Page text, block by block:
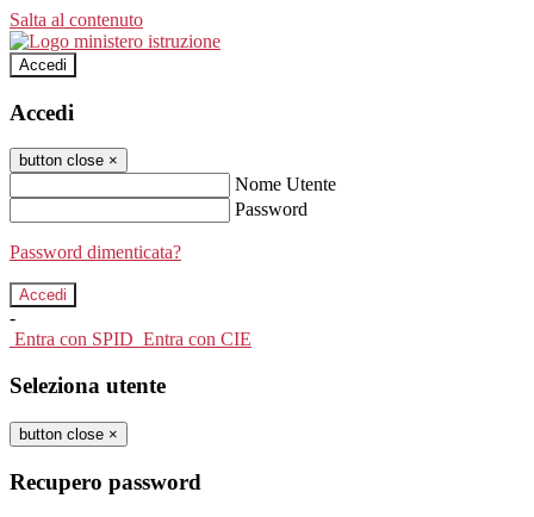
Salta al contenuto
Accedi
Accedi
button close ×
Nome Utente
Password
Password dimenticata?
-
Entra con SPID Entra con CIE
Seleziona utente
button close ×
Recupero password